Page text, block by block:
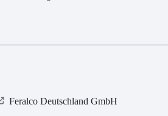
Feralco Deutschland GmbH